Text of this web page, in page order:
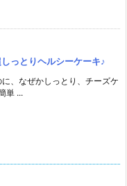
っとりヘルシーケーキ♪
、なぜかしっとり、チーズケ
単 ...